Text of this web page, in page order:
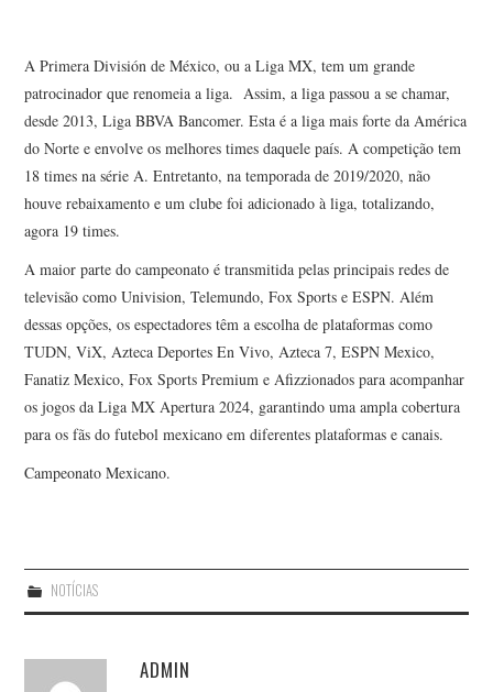
A Primera División de México, ou a Liga MX, tem um grande
patrocinador que renomeia a liga. Assim, a liga passou a se chamar,
desde 2013, Liga BBVA Bancomer. Esta é a liga mais forte da América
do Norte e envolve os melhores times daquele país. A competição tem
18 times na série A. Entretanto, na temporada de 2019/2020, não
houve rebaixamento e um clube foi adicionado à liga, totalizando,
agora 19 times.
A maior parte do campeonato é transmitida pelas principais redes de
televisão como Univision, Telemundo, Fox Sports e ESPN. Além
dessas opções, os espectadores têm a escolha de plataformas como
TUDN, ViX, Azteca Deportes En Vivo, Azteca 7, ESPN Mexico,
Fanatiz Mexico, Fox Sports Premium e Afizzionados para acompanhar
os jogos da Liga MX Apertura 2024, garantindo uma ampla cobertura
para os fãs do futebol mexicano em diferentes plataformas e canais.
Campeonato Mexicano.
NOTÍCIAS
ADMIN